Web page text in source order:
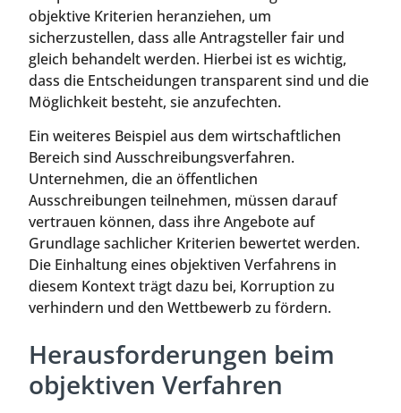
objektive Kriterien heranziehen, um
sicherzustellen, dass alle Antragsteller fair und
gleich behandelt werden. Hierbei ist es wichtig,
dass die Entscheidungen transparent sind und die
Möglichkeit besteht, sie anzufechten.
Ein weiteres Beispiel aus dem wirtschaftlichen
Bereich sind Ausschreibungsverfahren.
Unternehmen, die an öffentlichen
Ausschreibungen teilnehmen, müssen darauf
vertrauen können, dass ihre Angebote auf
Grundlage sachlicher Kriterien bewertet werden.
Die Einhaltung eines objektiven Verfahrens in
diesem Kontext trägt dazu bei, Korruption zu
verhindern und den Wettbewerb zu fördern.
Herausforderungen beim
objektiven Verfahren